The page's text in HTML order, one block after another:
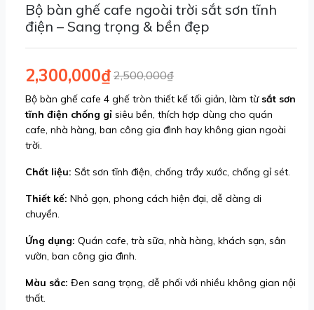
Bộ bàn ghế cafe ngoài trời sắt sơn tĩnh
điện – Sang trọng & bền đẹp
2,500,000₫
2,300,000₫
Bộ bàn ghế cafe 4 ghế tròn thiết kế tối giản, làm từ sắt sơn
tĩnh điện chống gỉ siêu bền, thích hợp dùng cho quán
cafe, nhà hàng, ban công gia đình hay không gian ngoài
trời.
Chất liệu: Sắt sơn tĩnh điện, chống trầy xước, chống gỉ sét.
Thiết kế: Nhỏ gọn, phong cách hiện đại, dễ dàng di
chuyển.
Ứng dụng: Quán cafe, trà sữa, nhà hàng, khách sạn, sân
vườn, ban công gia đình.
Màu sắc: Đen sang trọng, dễ phối với nhiều không gian nội
thất.